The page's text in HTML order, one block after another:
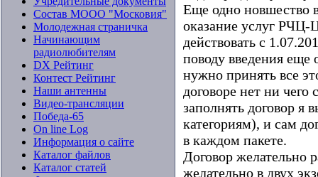
Состав МООО "Московия"
Молодежная страничка
Начинающим
радиолюбителям
DX Рейтинг
Контест Рейтинг
Наши антенны
Видео-трансляции
Победа-65
On line Log
Информация о сайте
Каталог файлов
Каталог статей
Еще одно новшество
оказание услуг
действовать с
поводу введения еще
нужно принять все
договоре нет ни чего
заполнять договор я
категориям), и сам
в каждом пакете.
Договор желательно
желательно в двух